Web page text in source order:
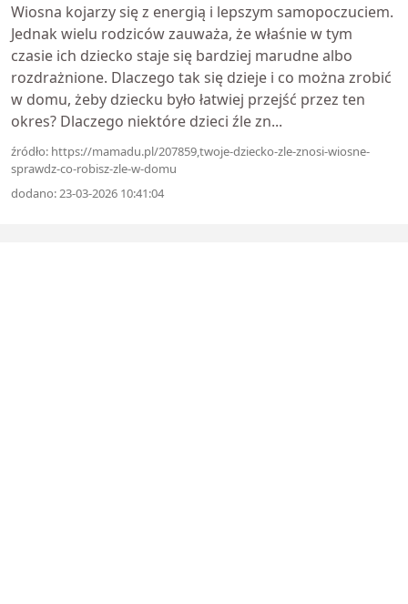
Wiosna kojarzy się z energią i lepszym samopoczuciem.
Jednak wielu rodziców zauważa, że właśnie w tym
czasie ich dziecko staje się bardziej marudne albo
rozdrażnione. Dlaczego tak się dzieje i co można zrobić
w domu, żeby dziecku było łatwiej przejść przez ten
okres? Dlaczego niektóre dzieci źle zn...
źródło: https://mamadu.pl/207859,twoje-dziecko-zle-znosi-wiosne-
sprawdz-co-robisz-zle-w-domu
dodano: 23-03-2026 10:41:04